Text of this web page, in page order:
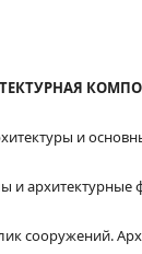
и
и архитектурные
сооружений.